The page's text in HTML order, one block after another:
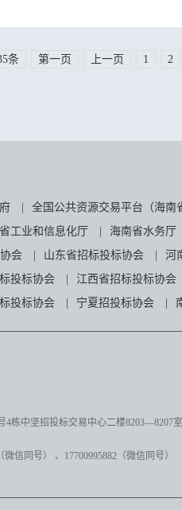
条 第一页 上一页 1 2
全国公共资源交易平台（海南
工业和信息化厅 海南省水务厅
会
山东省招标投标协会 河
投标协会 江西省招标投标协会
投标协会 宁夏招投标协会
4栋中坚招投标交易中心二楼8203—8207室
信同号）
、17700995882 （微信同号）